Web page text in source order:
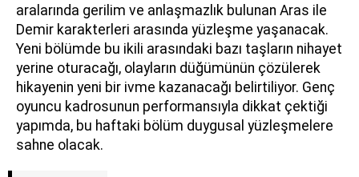
aralarında gerilim ve anlaşmazlık bulunan Aras ile
Demir karakterleri arasında yüzleşme yaşanacak.
Yeni bölümde bu ikili arasındaki bazı taşların nihayet
yerine oturacağı, olayların düğümünün çözülerek
hikayenin yeni bir ivme kazanacağı belirtiliyor. Genç
oyuncu kadrosunun performansıyla dikkat çektiği
yapımda, bu haftaki bölüm duygusal yüzleşmelere
sahne olacak.